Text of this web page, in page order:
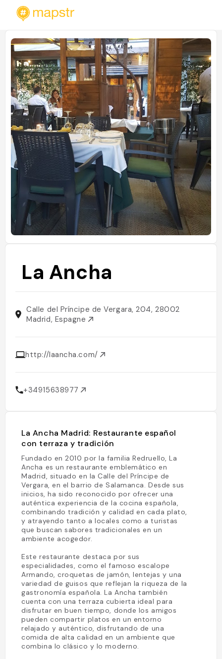
La Ancha
Calle del Príncipe de Vergara, 204, 28002
Madrid, Espagne
http://laancha.com/
+34915638977
La Ancha Madrid: Restaurante español
con terraza y tradición
Fundado en 2010 por la familia Redruello, La
Ancha es un restaurante emblemático en
Madrid, situado en la Calle del Príncipe de
Vergara, en el barrio de Salamanca. Desde sus
inicios, ha sido reconocido por ofrecer una
auténtica experiencia de la cocina española,
combinando tradición y calidad en cada plato,
y atrayendo tanto a locales como a turistas
que buscan sabores tradicionales en un
ambiente acogedor.
Este restaurante destaca por sus
especialidades, como el famoso escalope
Armando, croquetas de jamón, lentejas y una
variedad de guisos que reflejan la riqueza de la
gastronomía española. La Ancha también
cuenta con una terraza cubierta ideal para
disfrutar en buen tiempo, donde los amigos
pueden compartir platos en un entorno
relajado y auténtico, disfrutando de una
comida de alta calidad en un ambiente que
combina lo clásico y lo moderno.